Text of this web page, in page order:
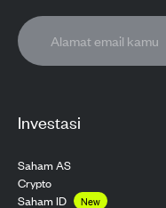
Investasi
Saham AS
Crypto
Saham ID
New